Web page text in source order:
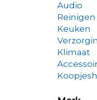
Audio
Reinigen
Keuken
Klimaat